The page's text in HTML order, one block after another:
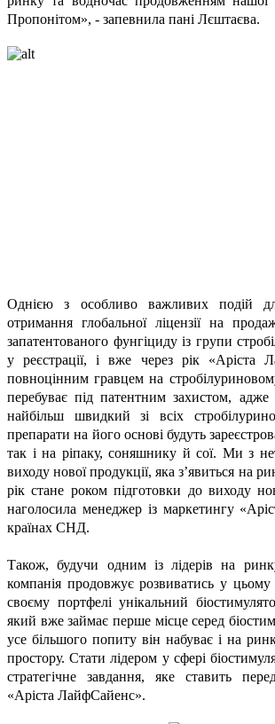
Пропонітом», - запевнила пані Лєштаєва.
Однією з особливо важливих подій
отримання глобальної ліцензії на
запатентованого фунгіциду із групи
у реєстрації, і вже через рік «Аріста
повноцінним гравцем на
перебуває під патентним захистом,
найбільш швидкий зі всіх
препарати на його основі будуть
так і на ріпаку, соняшнику й сої. Ми з
виходу нової продукції, яка з’явиться на
рік стане роком підготовки до виходу
наголосила менеджер із маркетингу
країнах СНД.
Також, будучи одним із лідерів на
компанія продовжує розвиватись у
своєму портфелі унікальний
який вже займає перше місце серед
усе більшого попиту він набуває і на
простору. Стати лідером у сфері
стратегічне завдання, яке ставить
«Аріста ЛайфСайенс».